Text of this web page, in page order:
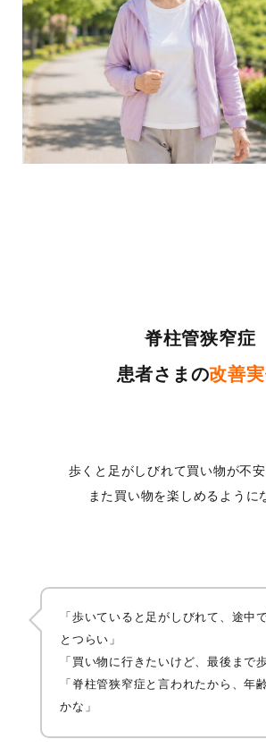
脊柱管狭窄症
患者さまの改善実
歩くと足がしびれて買い物が不
また買い物を楽しめるように
「歩いていると足がしびれて、途中
とつらい」
「買い物に行きたいけど、最後まで
「脊柱管狭窄症と言われたから、年
かな」